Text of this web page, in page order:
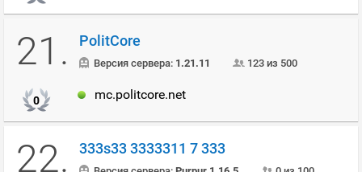
21. PolitCore
Версия сервера: 1.21.11 123 из 500
0 mc.politcore.net
22. 333s33 3333311 7 333